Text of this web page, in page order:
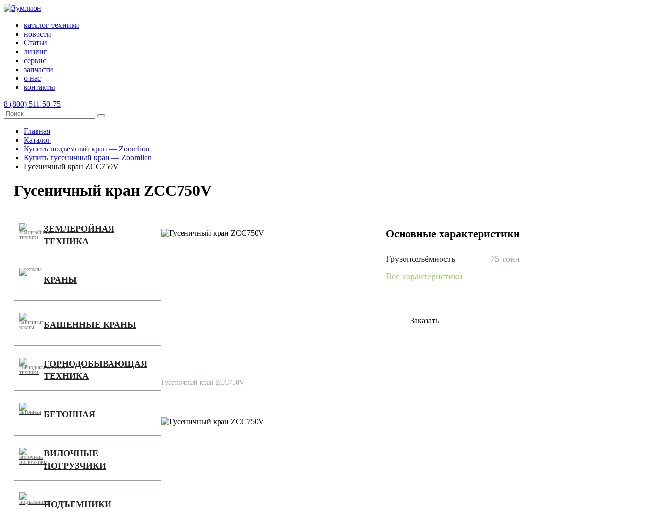
каталог техники
новости
Статьи
лизинг
сервис
запчасти
о нас
контакты
8 (800) 511-50-75
Главная
Каталог
Купить подъемный кран — Zoomlion
Купить гусеничный кран — Zoomlion
Гусеничный кран ZCC750V
Гусеничный кран ZCC750V
ЗЕМЛЕРОЙНАЯ
ТЕХНИКА
КРАНЫ
БАШЕННЫЕ КРАНЫ
ГОРНОДОБЫВАЮЩАЯ
ТЕХНИКА
БЕТОННАЯ
ВИЛОЧНЫЕ
ПОГРУЗЧИКИ
ПОДЪЕМНИКИ
Гусеничный кран ZCC750V
Основные характеристики
Грузоподъёмность
75 тонн
Все характеристики
Заказать